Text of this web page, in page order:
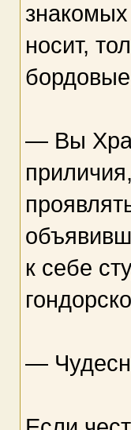
носит,
— Вы
к себе
—